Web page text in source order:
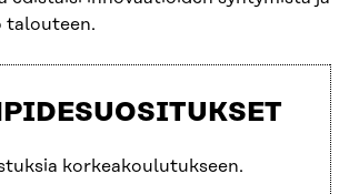
talouteen.
korkeakoulutukseen.